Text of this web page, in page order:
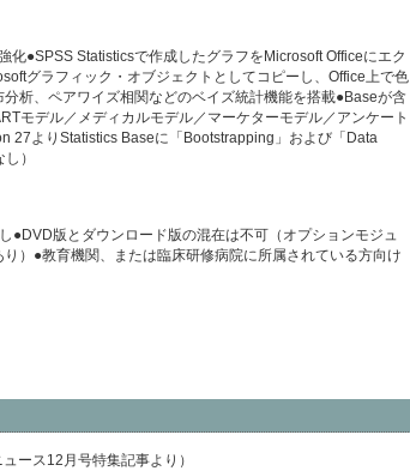
●SPSS Statisticsで作成したグラフをMicrosoft Officeにエク
グラフィック・オブジェクトとしてコピーし、Office上で色
析、ペアワイズ相関などのベイズ統計機能を搭載●Baseが含
モデル／メディカルモデル／マーケターモデル／アンケート
27よりStatistics Baseに「Bootstrapping」および「Data
）
●DVD版とダウンロード版の混在は不可（オプションモジュ
）●教育機関、または臨床研修病院に所属されている方向け
ース12月号特集記事より）